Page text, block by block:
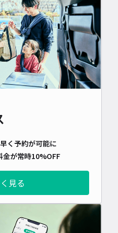
く予約が可能に
金が常時10%OFF
見る